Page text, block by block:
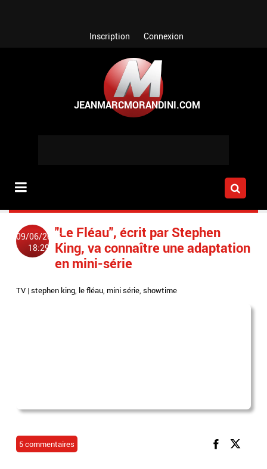
Inscription Connexion
09/06/2015
18:29
"Le Fléau", écrit par Stephen
King, va connaître une adaptation
en mini-série
TV |stephen king, le fléau,mini série,showtime
5 commentaires